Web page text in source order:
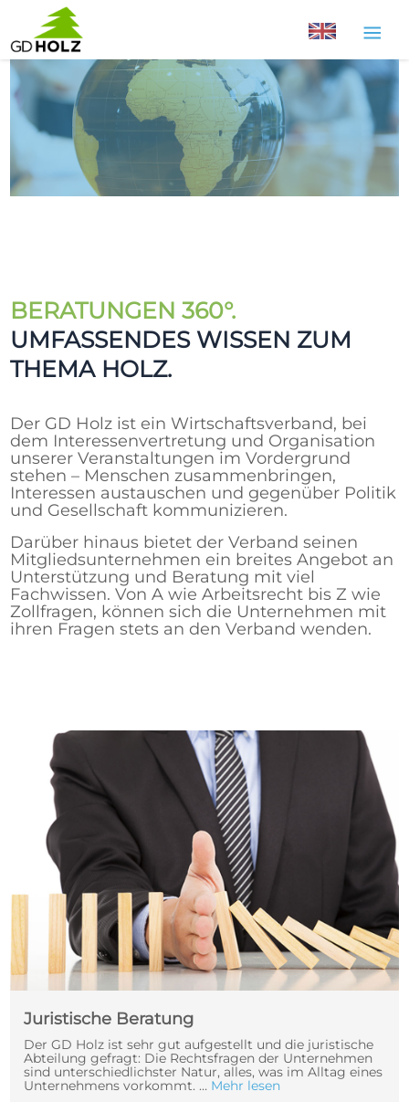
Inhalt
springen
BERATUNGEN 360°.
UMFASSENDES WISSEN ZUM
THEMA HOLZ.
Der GD Holz ist ein Wirtschaftsverband, bei
dem Interessenvertretung und Organisation
unserer Veranstaltungen im Vordergrund
stehen – Menschen zusammenbringen,
Interessen austauschen und gegenüber Politik
und Gesellschaft kommunizieren.
Darüber hinaus bietet der Verband seinen
Mitgliedsunternehmen ein breites Angebot an
Unterstützung und Beratung mit viel
Fachwissen. Von A wie Arbeitsrecht bis Z wie
Zollfragen, können sich die Unternehmen mit
ihren Fragen stets an den Verband wenden.
Juristische Beratung
Der GD Holz ist sehr gut aufgestellt und die juristische
Abteilung gefragt: Die Rechtsfragen der Unternehmen
sind unterschiedlichster Natur, alles, was im Alltag eines
Unternehmens vorkommt. … Mehr lesen